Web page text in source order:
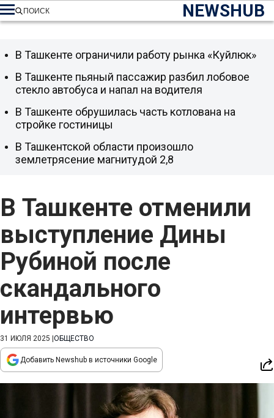
NEWSHUB
ПОИСК
В Ташкенте отменили
выступление Дины
Рубиной после
скандального
интервью
31 ИЮЛЯ 2025 ОБЩЕСТВО
Добавить Newshub в источники Google
В Ташкенте ограничили работу рынка «Куйлюк»
В Ташкенте пьяный пассажир разбил лобовое
стекло автобуса и напал на водителя
В Ташкенте обрушилась часть котлована на
стройке гостиницы
В Ташкентской области произошло
землетрясение магнитудой 2,8